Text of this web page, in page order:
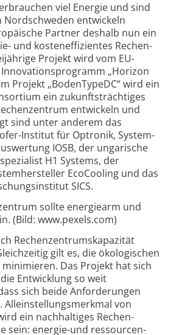
viel Energie und sind
Nordschweden entwickeln
Partner deshalb nun ein
und kosten­effizientes Rechen­
Projekt wird vom EU-
„Horizon
Projekt „BodenTypeDC“ wird ein
ein zukunfts­trächtiges
entwickeln und
sind unter anderem das
Institut für Optronik, System­
IOSB, der ungarische
H1 Systems, der
EcoCooling und das
SICS.
sollte energiearm und
(Bild: www.pexels.com)
Rechenzentrums­kapazität
gilt es, die ökologischen
Das Projekt hat sich
Entwicklung so weit
sich beide Anforderungen
Alleinstellungs­merkmal von
ein nachhaltiges Rechen­
sein: energie-und ressourcen­